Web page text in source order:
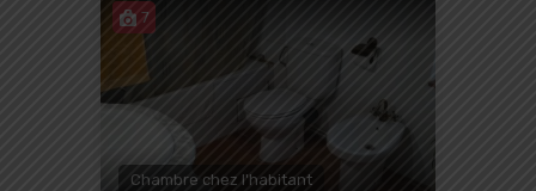
7
Chambre chez l'habitant